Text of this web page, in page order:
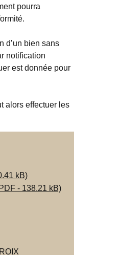
pourra
d’un bien sans
notification
est donnée pour
alors effectuer les
kB)
- 138.21 kB)